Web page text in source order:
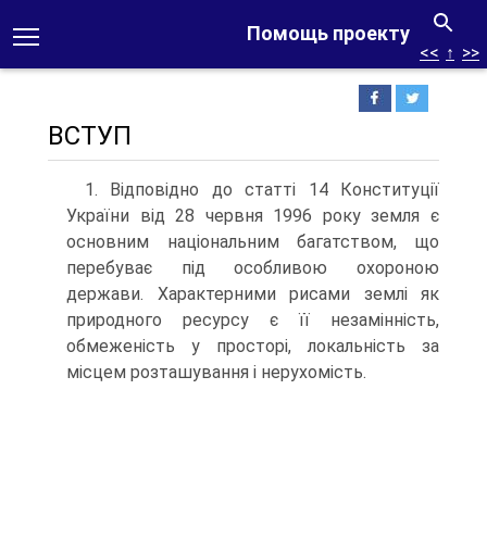
Помощь проекту
<< ↑ >>
ВСТУП
1. Відповідно до статті 14 Конституції
України від 28 червня 1996 року земля є
основним національним багатством, що
перебуває під особливою охороною
держави. Характерними рисами землі як
природного ресурсу є її незамінність,
обмеженість у просторі, локальність за
місцем розташування і нерухомість.